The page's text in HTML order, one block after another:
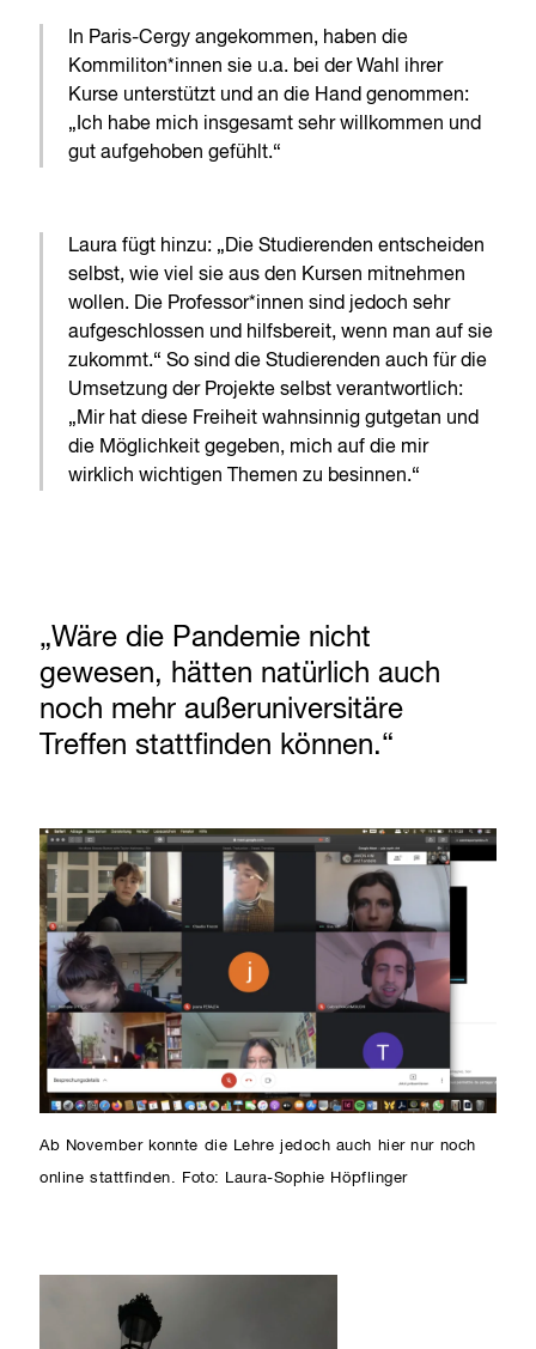
In Paris-Cergy angekommen, haben die
Kommiliton*innen sie u.a. bei der Wahl ihrer
Kurse unterstützt und an die Hand genommen:
„Ich habe mich insgesamt sehr willkommen und
gut aufgehoben gefühlt.“
Laura fügt hinzu: „Die Studierenden entscheiden
selbst, wie viel sie aus den Kursen mitnehmen
wollen. Die Professor*innen sind jedoch sehr
aufgeschlossen und hilfsbereit, wenn man auf sie
zukommt.“ So sind die Studierenden auch für die
Umsetzung der Projekte selbst verantwortlich:
„Mir hat diese Freiheit wahnsinnig gutgetan und
die Möglichkeit gegeben, mich auf die mir
wirklich wichtigen Themen zu besinnen.“
„Wäre die Pandemie nicht
gewesen, hätten natürlich auch
noch mehr außeruniversitäre
Treffen stattfinden können.“
Ab November konnte die Lehre jedoch auch hier nur noch
online stattfinden. Foto: Laura-Sophie Höpflinger